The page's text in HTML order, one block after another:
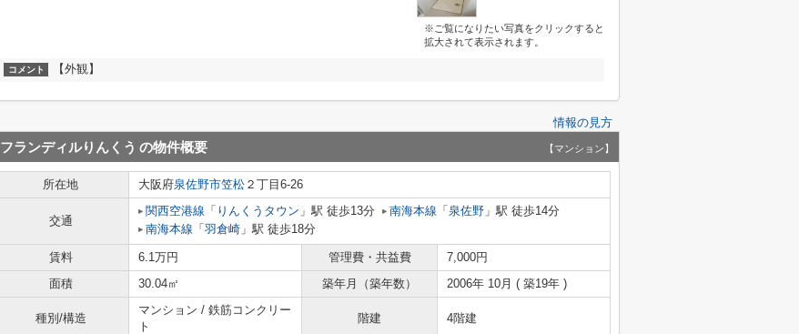
※ご覧になりたい写真をクリックすると
拡大されて表示されます。
コメント 【外観】
情報の見方
フランディルりんくう の物件概要 【マンション】
所在地 大阪府泉佐野市笠松 ２丁目6-26
交通
関西空港線 「 りんくうタウン 」駅 徒歩13分 南海本線 「 泉佐野 」駅 徒歩14分
南海本線 「 羽倉崎 」駅 徒歩18分
賃料 6.1万円 管理費・共益費
7,000円
面積
30.04㎡ 築年月（築年数） 2006年 10月 ( 築19年 )
種別/構造
マンション / 鉄筋コンクリー
ト
階建 4階建